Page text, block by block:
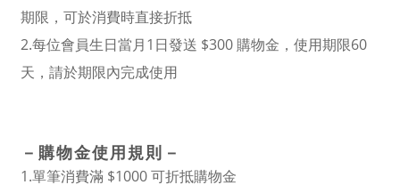
期限，可於消費時直接折抵
2.每位會員生日當月1日發送 $300 購物金，使用期限60
天 ，請於期限內完成使用
－ 購物金使用規則 －
1.單筆消費滿 $1000 可折抵購物金